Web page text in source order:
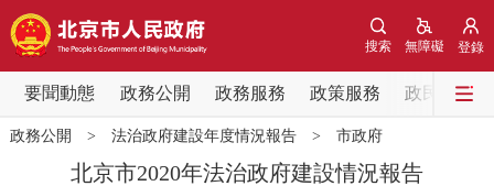
登錄
無障礙
搜索
要聞動態 政務公開 政務服務 政策服務 政民互動
要聞動態
黨中央精神 國務院資訊 中央部委動態
政務公開 > 法治政府建設年度情況報告> 市政府
北京市2020年法治政府建設情況報告